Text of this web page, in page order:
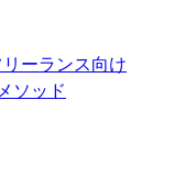
ーランス向け
ソッド